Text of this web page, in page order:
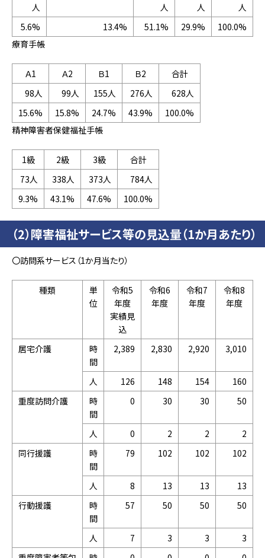
人
人
人
人
5.6%
13.4% 51.1% 29.9%
100.0%
療育手帳
Ａ1 Ａ2 Ｂ1 Ｂ2
合計
98人
99人 155人 276人
628人
15.6%
15.8% 24.7% 43.9%
100.0%
精神障害者保健福祉手帳
1級 2級 3級
合計
73人
338人 373人
784人
9.3%
43.1% 47.6% 100.0%
（2）障害福祉サービス等の見込量（1か月あたり）
〇訪問系サービス（1か月当たり）
種類
単
位
令和5
年度
実績見
込
令和6
年度
令和7
年度
令和8
年度
居宅介護
時
間
2,389 2,830 2,920 3,010
人 126 148 154
160
重度訪問介護
時
間
0 30 30 50
人 0 2 2
2
同行援護
時
間
79 102 102 102
人 8 13 13
13
行動援護
時
間
57 50 50 50
人 7 3 3
3